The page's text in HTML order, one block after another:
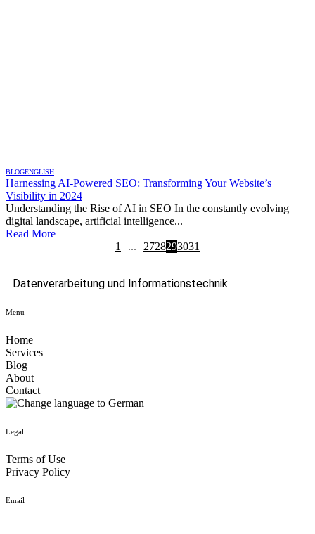
BLOGENGLISH
Harnessing AI-Powered SEO: Transforming Your Website’s
Visibility in 2024
Understanding the Rise of AI in SEO In the constantly evolving
digital landscape, artificial intelligence...
Read More
1
... 2728293031
Datenverarbeitung und Informationstechnik
Menu
Home
Services
Blog
About
Contact
Legal
Terms of Use
Privacy Policy
Email